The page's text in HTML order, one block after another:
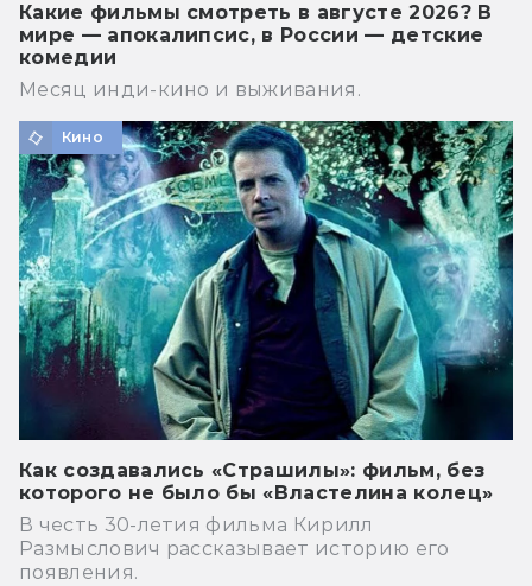
Какие фильмы смотреть в августе 2026? В
мире — апокалипсис, в России — детские
комедии
Месяц инди-кино и выживания.
Кино
Как создавались «Страшилы»: фильм, без
которого не было бы «Властелина колец»
В честь 30-летия фильма Кирилл
Размыслович рассказывает историю его
появления.